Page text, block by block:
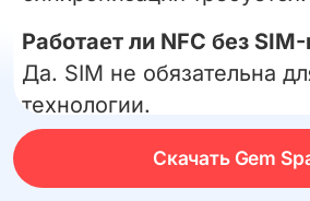
Скачать Gem
Работает ли NFC без
Да. SIM не обязательна
технологии.
Совместим ли NFC с
Да, если чехол не